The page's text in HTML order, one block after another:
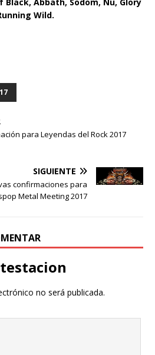
Wild.
para Leyendas del Rock 2017
SIGUIENTE
confirmaciones para
Metal Meeting 2017
no será publicada.